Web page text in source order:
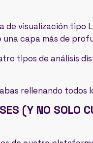
de visualización tipo
una capa más de
tipos de análisis
rellenando todos
(Y NO SOLO